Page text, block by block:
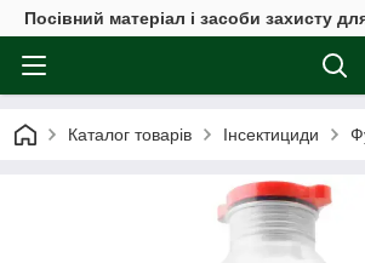
Посівний матеріал і засоби захисту
Каталог товарів Інсектициди